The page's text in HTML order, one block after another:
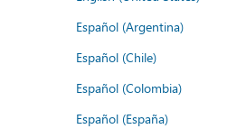
Español (Argentina)
Español (Chile)
Español (Colombia)
Español (España)